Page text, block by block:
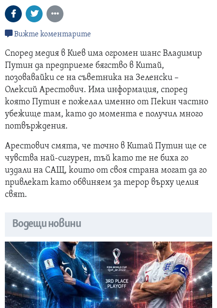
Вижте коментарите
Според медия в Киев има огромен шанс Владимир
Путин да предприеме бягство в Китай,
позовавайки се на съветника на Зеленски –
Олексий Арестович. Има информация, според
която Путин е пожелал именно от Пекин частно
убежище там, като до момента е получил много
потвърждения.
Арестович смята, че точно в Китай Путин ще се
чувства най-сигурен, тъй като те не биха го
издали на САЩ, които от своя страна могат да го
привлекат като обвиняем за терор върху целия
свят.
Водещи новини